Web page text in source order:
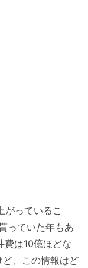
がっているこ
っていた年もあ
費は10億ほどな
、この情報はど